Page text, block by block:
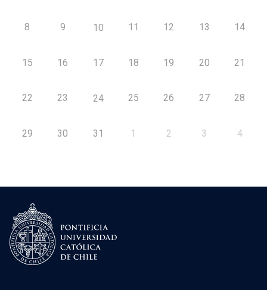
8 9 10 11 12 13 14
15 16 17 18 19 20 21
22 23 24 25 26 27 28
29 30 31 1 2 3 4